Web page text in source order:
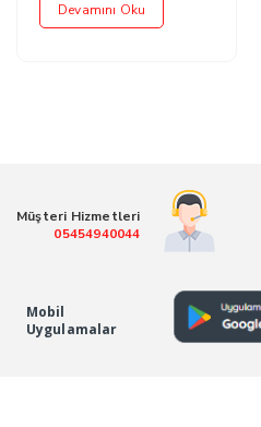
Devamını Oku
Müşteri Hizmetleri
05454940044
Mobil
Uygulamalar